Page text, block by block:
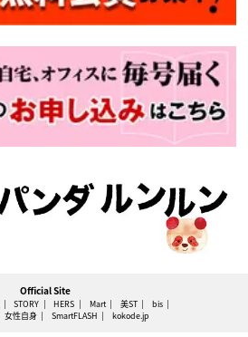
Official Site
STORY HERS Mart 美ST
bis
女性自身 SmartFLASH kokode.jp